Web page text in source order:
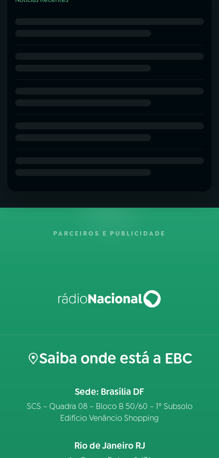
PARCEIROS E PUBLICIDADE
Saiba onde está a EBC
Sede: Brasília DF
SCS – Quadra 08 – Bloco B 50/60 – 1º Subsolo
Edifício Venâncio Shopping
Rio de Janeiro RJ